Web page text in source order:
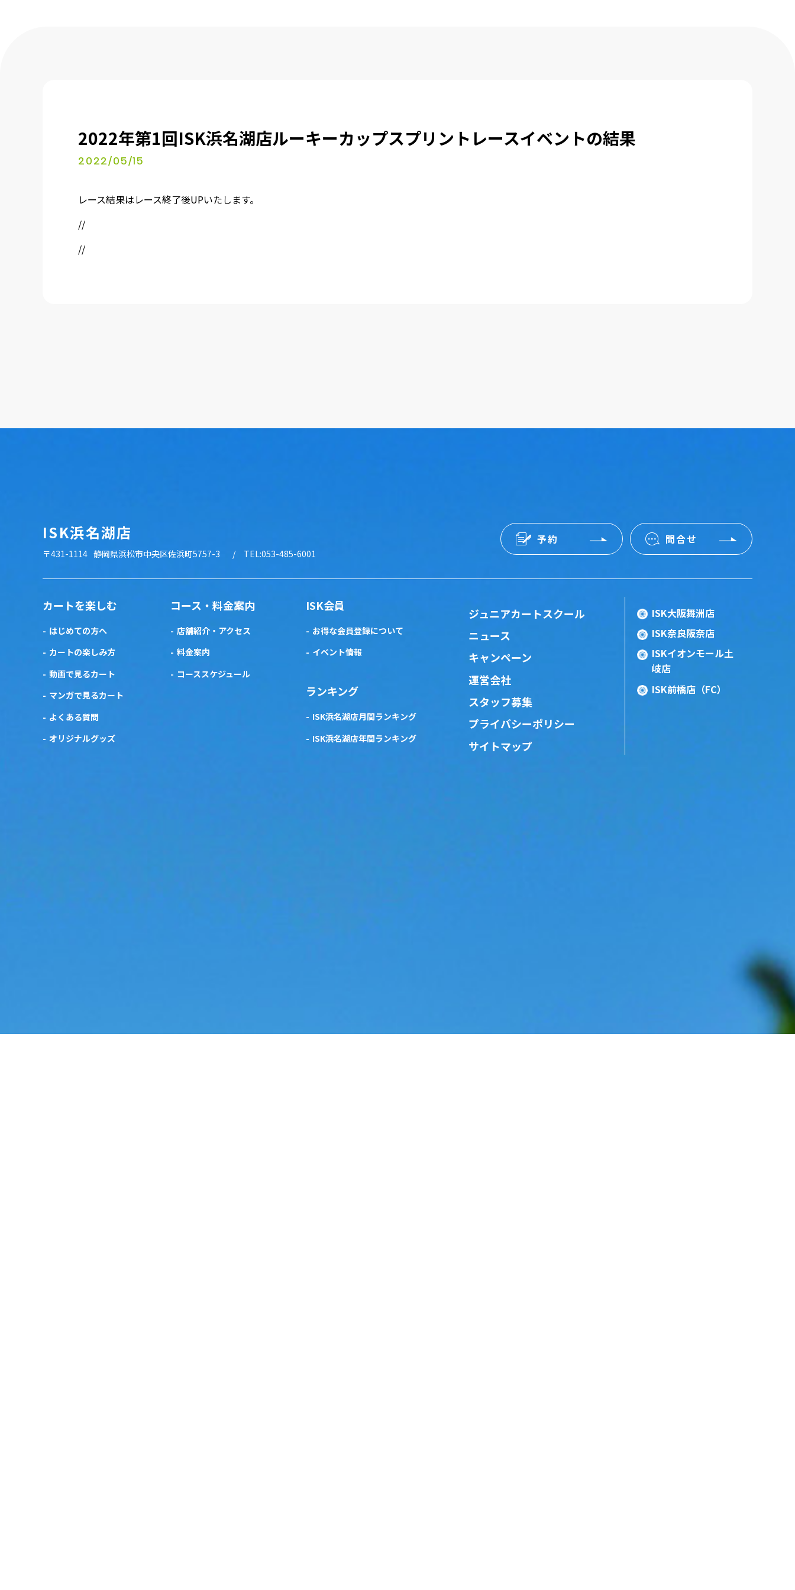
2022年第1回ISK浜名湖店ルーキーカップスプリントレースイベントの結果
2022/05/15
レース結果はレース終了後UPいたします。
//
//
ISK浜名湖店
〒431-1114 静岡県浜松市中央区佐浜町5757-3 TEL:053-485-6001
予約 問合せ
カートを楽しむ
はじめての方へ
カートの楽しみ方
動画で見るカート
マンガで見るカート
よくある質問
オリジナルグッズ
コース・料金案内
店舗紹介・アクセス
料金案内
コーススケジュール
ISK会員
お得な会員登録について
イベント情報
ランキング
ISK浜名湖店月間ランキング
ISK浜名湖店年間ランキング
ジュニアカートスクール
ニュース
キャンペーン
運営会社
スタッフ募集
プライバシーポリシー
サイトマップ
ISK大阪舞洲店
ISK奈良阪奈店
ISKイオンモール土
岐店
ISK前橋店（FC）